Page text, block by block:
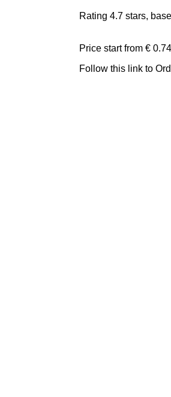
Rating 4.7 stars,
Price start from € 0.74
Follow this link to